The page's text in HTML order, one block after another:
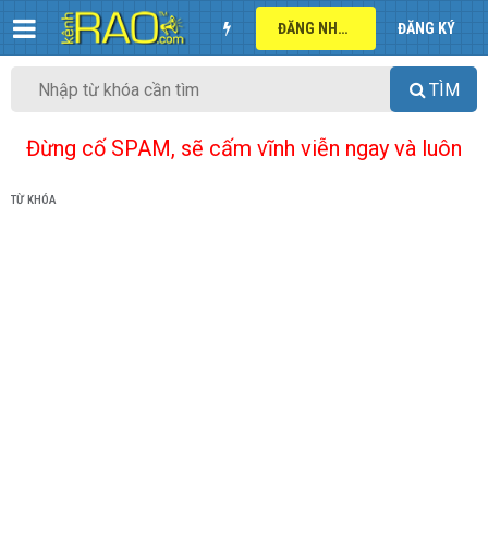
ĐĂNG NHẬP ĐĂNG KÝ
TÌM
Đừng cố SPAM, sẽ cấm vĩnh viễn ngay và luôn
TỪ KHÓA